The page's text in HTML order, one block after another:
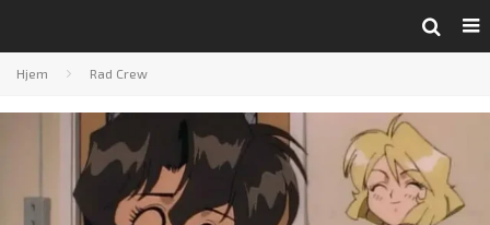
Hjem Rad Crew